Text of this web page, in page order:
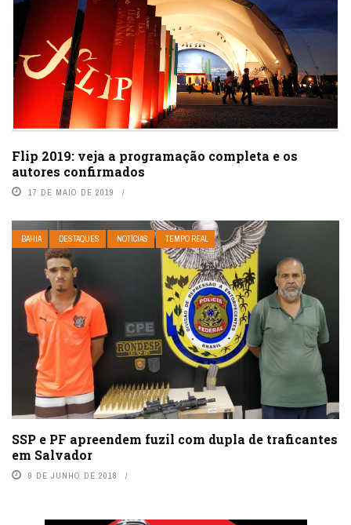
Flip 2019: veja a programação completa e os
autores confirmados
17 DE MAIO DE 2019
BAHIA DESTAQUES NOTÍCIAS TEMPO REAL
SSP e PF apreendem fuzil com dupla de traficantes
em Salvador
9 DE JUNHO DE 2018